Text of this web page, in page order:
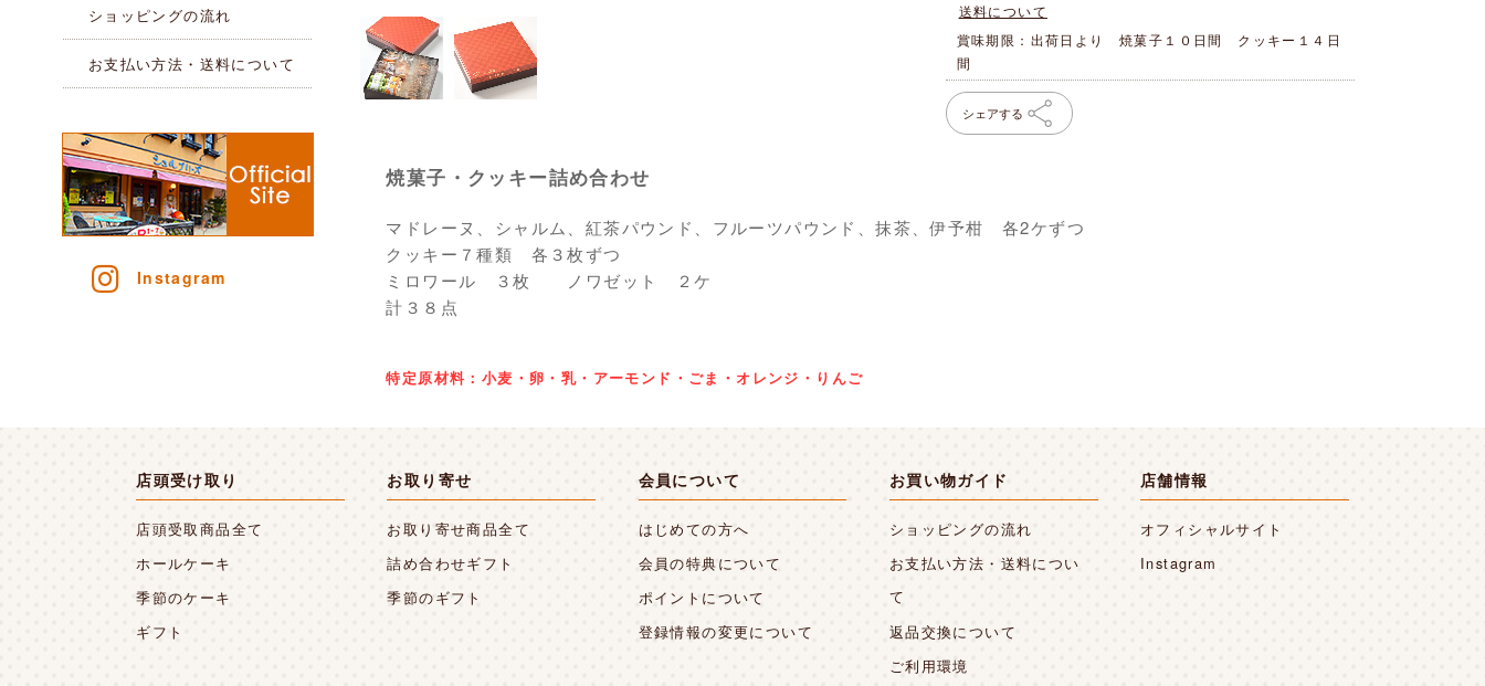
ショッピングの流れ
お支払い方法・送料について
Instagram
送料について
賞味期限：出荷日より 焼菓子１０日間 クッキー１４日
間
シェアする
焼菓子・クッキー詰め合わせ
マドレーヌ、シャルム、紅茶パウンド、フルーツパウンド、抹茶、伊予柑 各2ケずつ
クッキー７種類 各３枚ずつ
ミロワール ３枚 ノワゼット ２ケ
計３８点
特定原材料：小麦・卵・乳・アーモンド・ごま・オレンジ・りんご
店頭受け取り
店頭受取商品全て
ホールケーキ
季節のケーキ
ギフト
お取り寄せ
お取り寄せ商品全て
詰め合わせギフト
季節のギフト
会員について
はじめての方へ
会員の特典について
ポイントについて
登録情報の変更について
お買い物ガイド
ショッピングの流れ
お支払い方法・送料につい
て
返品交換について
ご利用環境
店舗情報
オフィシャルサイト
Instagram